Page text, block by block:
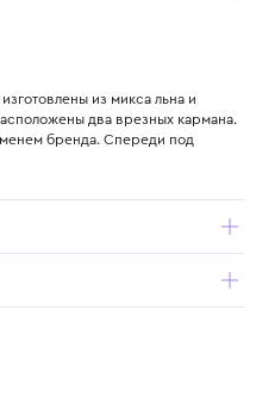
из микса льна и
два врезных кармана.
бренда. Спереди под